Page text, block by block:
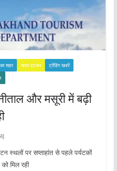
शहर खबर हटकर
ट्रेंडिंग खबरें
और मसूरी में बढ़ी
स्थलों पर सप्ताहांत से पहले पर्यटकों
मिल रही